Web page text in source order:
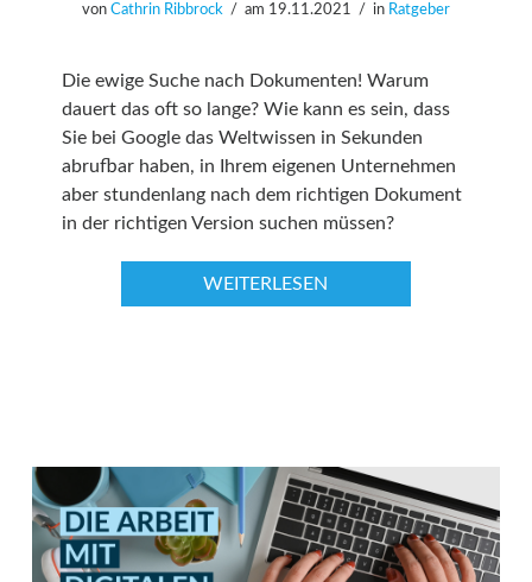
vonCathrin Ribbrock am 19.11.2021 in Ratgeber
Die ewige Suche nach Dokumenten! Warum
dauert das oft so lange? Wie kann es sein, dass
Sie bei Google das Weltwissen in Sekunden
abrufbar haben, in Ihrem eigenen Unternehmen
aber stundenlang nach dem richtigen Dokument
in der richtigen Version suchen müssen?
WEITERLESEN